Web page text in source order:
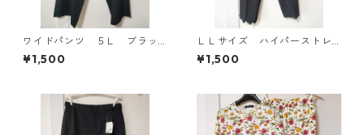
ワイドパンツ ５Ｌ ブラッ
ク KAE-4725
¥1,500
ＬＬサイズ ハイパーストレ
ッチ センタープレスパン
ツ ブラック KAE-4704
¥1,500